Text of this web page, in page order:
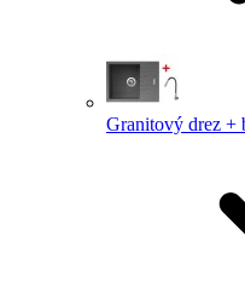
Granitový drez +